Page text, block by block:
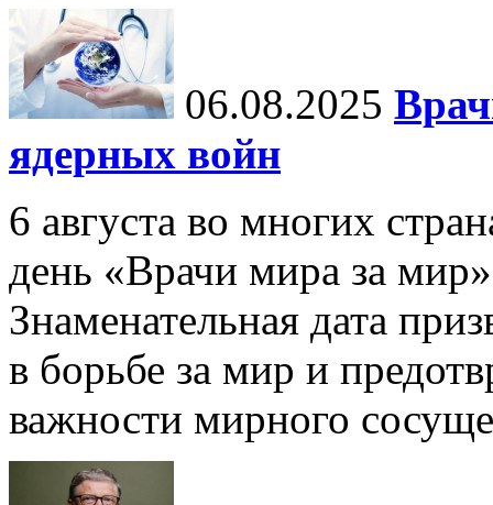
06.08.2025
ядерных войн
6 августа во многих
день «Врачи мира за
Знаменательная дата
в борьбе за мир и
важности мирного